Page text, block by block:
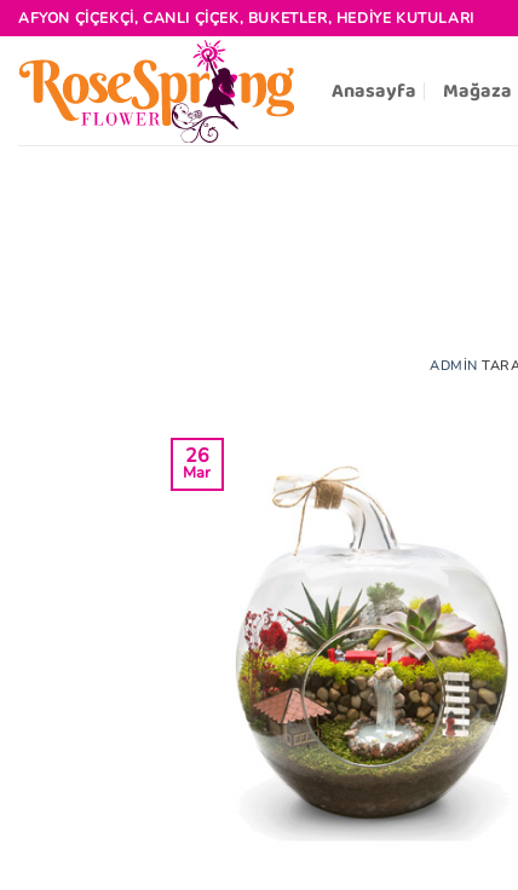
İçeriğe
atla
AFYON ÇIÇEKÇI, CANLI ÇIÇEK, BUKETLER, HEDIYE KUTULARI
Anasayfa Mağaza
ADMIN
26
Mar